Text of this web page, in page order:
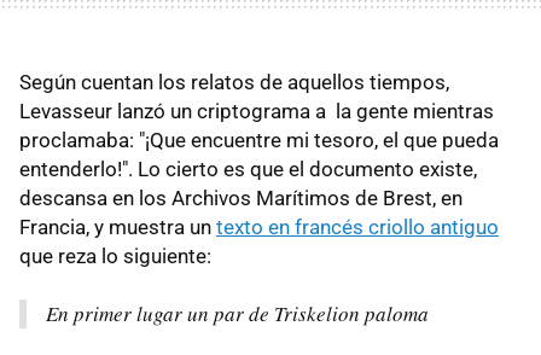
Según cuentan los relatos de aquellos tiempos,
Levasseur lanzó un criptograma a la gente mientras
proclamaba: "¡Que encuentre mi tesoro, el que pueda
entenderlo!". Lo cierto es que el documento existe,
descansa en los Archivos Marítimos de Brest, en
Francia, y muestra un texto en francés criollo antiguo
que reza lo siguiente:
En primer lugar un par de Triskelion paloma